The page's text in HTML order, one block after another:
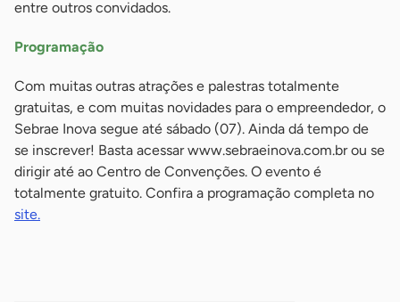
entre outros convidados.
Programação
Com muitas outras atrações e palestras totalmente
gratuitas, e com muitas novidades para o empreendedor, o
Sebrae Inova segue até sábado (07). Ainda dá tempo de
se inscrever! Basta acessar www.sebraeinova.com.br ou se
dirigir até ao Centro de Convenções. O evento é
totalmente gratuito. Confira a programação completa no
site.